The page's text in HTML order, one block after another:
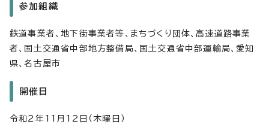
参加組織
鉄道事業者、地下街事業者等、まちづくり団体、高速道路事業
者、国土交通省中部地方整備局、国土交通省中部運輸局、愛知
県、名古屋市
開催日
令和2年11月12日（木曜日）